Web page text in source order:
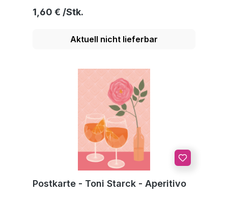
Regulärer Preis:
1,60 €
Aktuell nicht lieferbar
Postkarte - Toni Starck - Aperitivo